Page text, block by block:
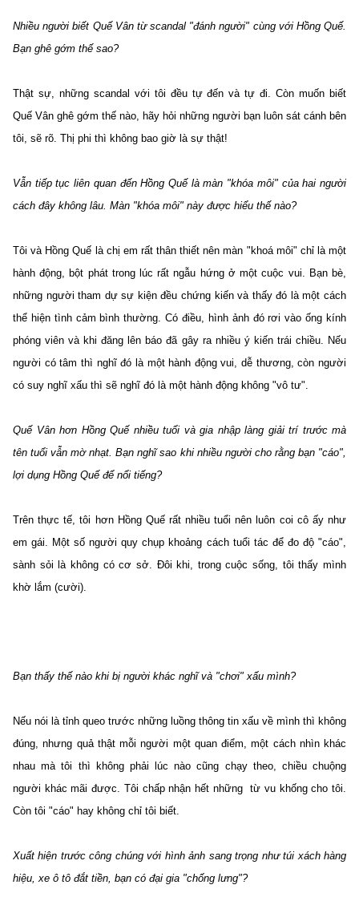
Nhiều người biết Quế Vân từ scandal "đánh người" cùng với Hồng Quế.
Bạn ghê gớm thế sao?
Thật sự, những scandal với tôi đều tự đến và tự đi. Còn muốn biết
Quế Vân ghê gớm thế nào, hãy hỏi những người bạn luôn sát cánh bên
tôi, sẽ rõ. Thị phi thì không bao giờ là sự thật!
Vẫn tiếp tục liên quan đến Hồng Quế là màn "khóa môi" của hai người
cách đây không lâu. Màn "khóa môi" này được hiểu thế nào?
Tôi và Hồng Quế là chị em rất thân thiết nên màn "khoá môi" chỉ là một
hành động, bột phát trong lúc rất ngẫu hứng ở một cuộc vui. Bạn bè,
những người tham dự sự kiện đều chứng kiến và thấy đó là một cách
thể hiện tình cảm bình thường. Có điều, hình ảnh đó rơi vào ống kính
phóng viên và khi đăng lên báo đã gây ra nhiều ý kiến trái chiều. Nếu
người có tâm thì nghĩ đó là một hành động vui, dễ thương, còn người
có suy nghĩ xấu thì sẽ nghĩ đó là một hành động không "vô tư".
Quế Vân hơn Hồng Quế nhiều tuổi và gia nhập làng giải trí trước mà
tên tuổi vẫn mờ nhạt. Bạn nghĩ sao khi nhiều người cho rằng bạn "cáo",
lợi dụng Hồng Quế để nổi tiếng?
Trên thực tế, tôi hơn Hồng Quế rất nhiều tuổi nên luôn coi cô ấy như
em gái. Một số người quy chụp khoảng cách tuổi tác để đo độ "cáo",
sành sỏi là không có cơ sở. Đôi khi, trong cuộc sống, tôi thấy mình
khờ lắm (cười).
Bạn thấy thế nào khi bị người khác nghĩ và "chơi" xấu mình?
Nếu nói là tỉnh queo trước những luồng thông tin xấu về mình thì không
đúng, nhưng quả thật mỗi người một quan điểm, một cách nhìn khác
nhau mà tôi thì không phải lúc nào cũng chạy theo, chiều chuộng
người khác mãi được. Tôi chấp nhận hết những từ vu khống cho tôi.
Còn tôi "cáo" hay không chỉ tôi biết.
Xuất hiện trước công chúng với hình ảnh sang trọng như túi xách hàng
hiệu, xe ô tô đắt tiền, bạn có đại gia "chống lưng"?